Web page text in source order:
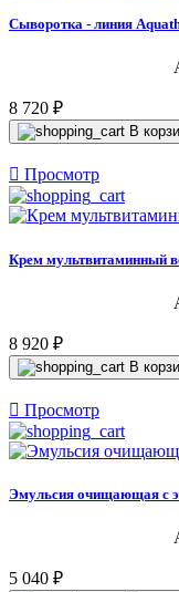
Сыворотка - линия
8 720 ₽
В
 Просмотр
Крем мультвитаминный
8 920 ₽
В
 Просмотр
Эмульсия очищающая с
5 040 ₽